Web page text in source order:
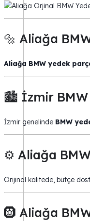
🔩 Aliağa
Aliağa BMW yedek
🏙️ İzmir BMW
İzmir genelinde BMW
⚙️ Aliağa
Orijinal kalitede, bütçe
🛞 Aliağa